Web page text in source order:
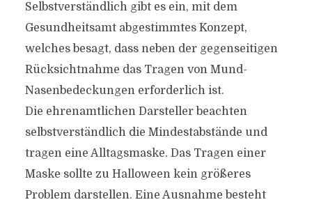
Selbstverständlich gibt es ein, mit dem
Gesundheitsamt abgestimmtes Konzept,
welches besagt, dass neben der gegenseitigen
Rücksichtnahme das Tragen von Mund-
Nasenbedeckungen erforderlich ist.
Die ehrenamtlichen Darsteller beachten
selbstverständlich die Mindestabstände und
tragen eine Alltagsmaske. Das Tragen einer
Maske sollte zu Halloween kein größeres
Problem darstellen. Eine Ausnahme besteht